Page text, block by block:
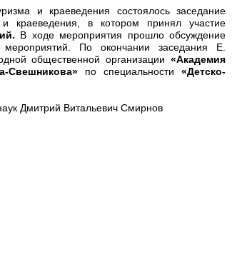
и краеведения состоялось заседание
краеведения, в котором принял участие
В ходе мероприятия прошло обсуждение
мероприятий. По окончании заседания Е.
общественной организации «Академия
Свешникова» по специальности«Детско-
Дмитрий Витальевич Смирнов